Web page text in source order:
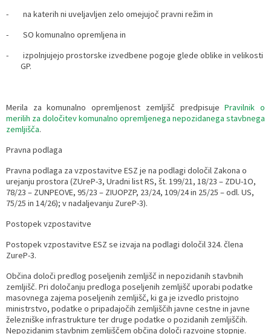
- na katerih ni uveljavljen zelo omejujoč pravni režim in
- SO komunalno opremljena in
- izpolnjujejo prostorske izvedbene pogoje glede oblike in velikosti
GP.
Merila za komunalno opremljenost zemljišč predpisujePravilnik o
merilih za določitev komunalno opremljenega nepozidanega stavbnega
zemljišča.
Pravna podlaga
Pravna podlaga za vzpostavitve ESZ je na podlagi določil Zakona o
urejanju prostora (ZUreP-3, Uradni list RS, št. 199/21, 18/23 – ZDU-1O,
78/23 – ZUNPEOVE, 95/23 – ZIUOPZP, 23/24, 109/24 in 25/25 – odl. US,
75/25 in 14/26); v nadaljevanju ZureP-3).
Postopek vzpostavitve
Postopek vzpostavitve ESZ se izvaja na podlagi določil 324. člena
ZureP-3.
Občina določi predlog poseljenih zemljišč in nepozidanih stavbnih
zemljišč. Pri določanju predloga poseljenih zemljišč uporabi podatke
masovnega zajema poseljenih zemljišč, ki ga je izvedlo pristojno
ministrstvo, podatke o pripadajočih zemljiščih javne cestne in javne
železniške infrastrukture ter druge podatke o pozidanih zemljiščih.
Nepozidanim stavbnim zemljiščem občina določi razvojne stopnje.